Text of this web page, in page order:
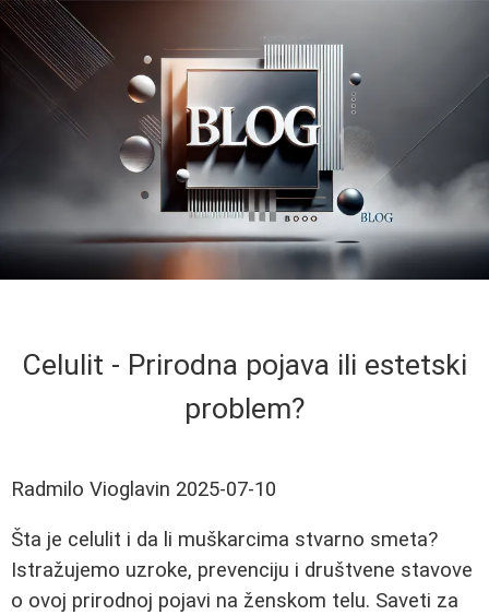
Celulit - Prirodna pojava ili estetski
problem?
Radmilo Vioglavin 2025-07-10
Šta je celulit i da li muškarcima stvarno smeta?
Istražujemo uzroke, prevenciju i društvene stavove
o ovoj prirodnoj pojavi na ženskom telu. Saveti za